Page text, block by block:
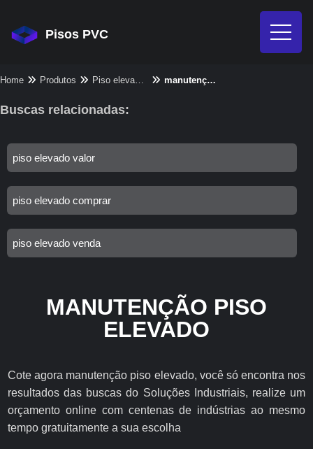
Pisos PVC
Home Produtos Piso elevado - Categoria manutenção piso elevado
Buscas relacionadas:
piso elevado valor
piso elevado comprar
piso elevado venda
MANUTENÇÃO PISO
ELEVADO
Cote agora manutenção piso elevado, você só encontra nos
resultados das buscas do Soluções Industriais, realize um
orçamento online com centenas de indústrias ao mesmo
tempo gratuitamente a sua escolha